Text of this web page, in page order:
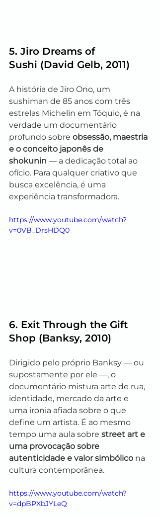
5. Jiro Dreams of
Sushi (David Gelb, 2011)
A história de Jiro Ono, um
sushiman de 85 anos com três
estrelas Michelin em Tóquio, é na
verdade um documentário
profundo sobre obsessão, maestria
e o conceito japonês de
shokunin — a dedicação total ao
ofício. Para qualquer criativo que
busca excelência, é uma
experiência transformadora.
https://www.youtube.com/watch?
v=0VB_DrsHDQ0
6. Exit Through the Gift
Shop (Banksy, 2010)
Dirigido pelo próprio Banksy — ou
supostamente por ele —, o
documentário mistura arte de rua,
identidade, mercado da arte e
uma ironia afiada sobre o que
define um artista. É ao mesmo
tempo uma aula sobre street art e
uma provocação sobre
autenticidade e valor simbólico na
cultura contemporânea.
https://www.youtube.com/watch?
v=dpBPXbJYLeQ